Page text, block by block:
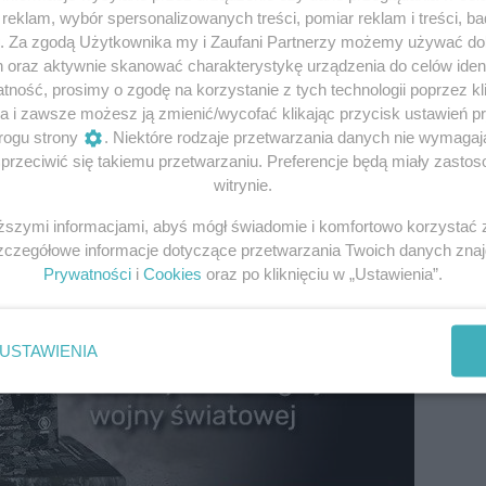
transportowano ropę naftową i boksyty. Mniejsze
Zjednoczonych, gdzie zebrały wyjątkowo bogate
booty mogą stanowić zagrożenie tak blisko Ameryki.
a na takim tle żegluga była doskonale widoczna w
wybór spersonalizowanych treści, pomiar reklam i treści,
Za zgodą Użytkownika my i Zaufani Partnerzy możemy używać
oraz aktywnie skanować charakterystykę urządzenia do celów
prosimy o zgodę na korzystanie z tych technologii poprzez
i zawsze możesz ją zmienić/wycofać klikając przycisk ustawień
strony
. Niektóre rodzaje przetwarzania danych nie
się takiemu przetwarzaniu. Preferencje będą miały
witrynie.
informacjami, abyś mógł świadomie i komfortowo
informacje dotyczące przetwarzania Twoich danych
Prywatności i Cookies oraz po kliknięciu w „Ustawienia”.
USTAWIENIA